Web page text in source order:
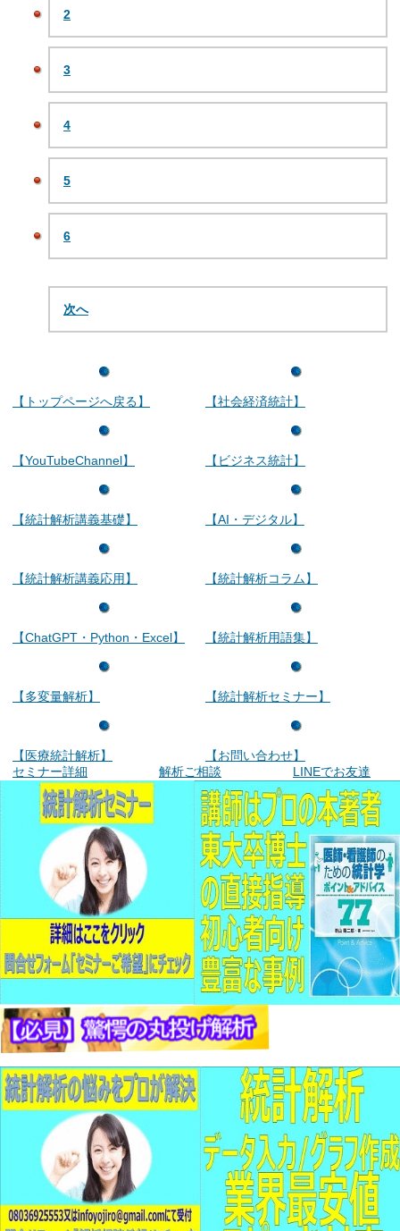
2
3
4
5
6
次へ
【トップページへ戻る】
【YouTubeChannel】
【統計解析講義基礎】
【統計解析講義応用】
【ChatGPT・Python・Excel】
【多変量解析】
【医療統計解析】
【社会経済統計】
【ビジネス統計】
【AI・デジタル】
【統計解析コラム】
【統計解析用語集】
【統計解析セミナー】
【お問い合わせ】
セミナー詳細
解析ご相談 LINEでお友達